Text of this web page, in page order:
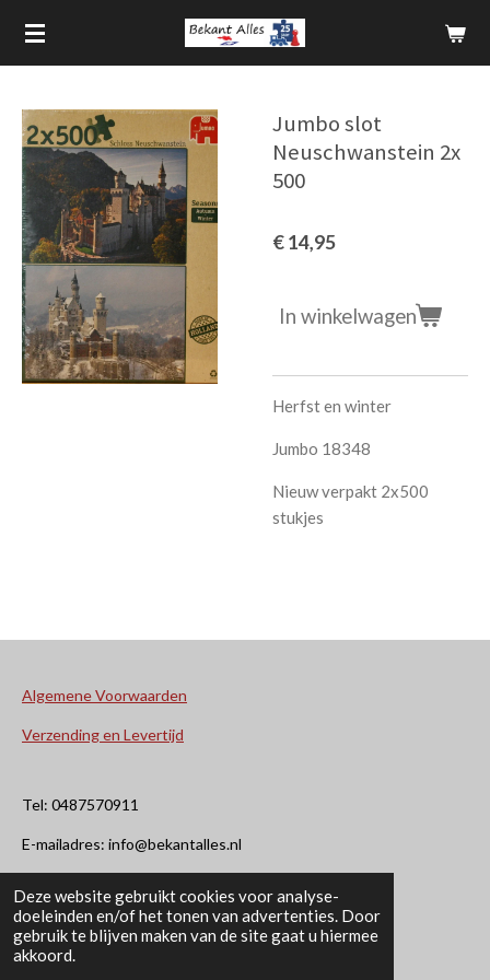
Deze website gebruikt cookies voor analyse-
doeleinden en/of het tonen van advertenties. Door
gebruik te blijven maken van de site gaat u hiermee
akkoord.
Ga
direct
hoofdinhoud
Jumbo slot
Neuschwanstein 2x
500
€ 14,95
In winkelwagen
Herfst en winter
Jumbo 18348
Nieuw verpakt 2x500
stukjes
Algemene Voorwaarden
Verzending en Levertijd
Tel: 0487570911
E-mailadres: info@bekantalles.nl
Rooysestraat 4
6621AM Dreumel